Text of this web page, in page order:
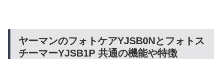
ヤーマンのフォトケアYJSB0Nとフォトス
チーマーYJSB1P 共通の機能や特徴